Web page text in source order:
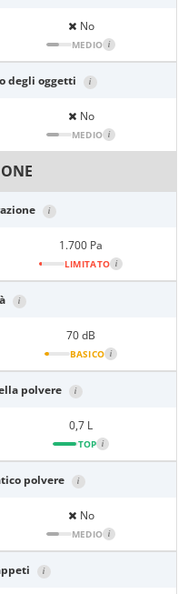
No
MEDIO i
degli oggetti i
No
MEDIO i
i
1.700 Pa
LIMITATO i
i
70 dB
BASICO i
polvere i
0,7 L
TOP i
polvere i
No
MEDIO i
i